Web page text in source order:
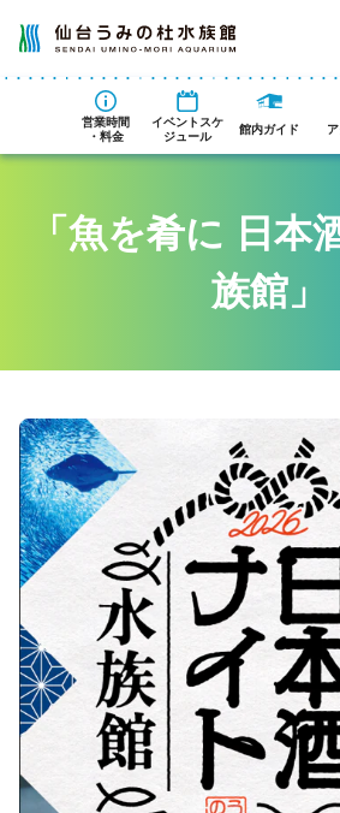
営業時間
・料金
イベントスケ
ジュール
館内ガイド
「魚を肴に 日本
族館」